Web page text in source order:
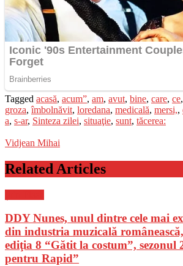
Tagged acasă, acum”, am, avut, bine, care, ce,
groza,îmbolnăvit, loredana, medicală, mersi,,
a, s-ar, Sinteza zilei, situaţie, sunt, tăcerea:
Vidjean Mihai
Related Articles
DDY Nunes, unul dintre cele mai
din industria muzicală
ediţia 8 “Gătit la costum”, sezonul
pentru Rapid”